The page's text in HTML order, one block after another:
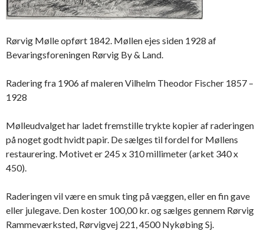
Rørvig Mølle opført 1842. Møllen ejes siden 1928 af
Bevaringsforeningen Rørvig By & Land.
Radering fra 1906 af maleren Vilhelm Theodor Fischer 1857 –
1928
Mølleudvalget har ladet fremstille trykte kopier af raderingen
på noget godt hvidt papir. De sælges til fordel for Møllens
restaurering. Motivet er 245 x 310 millimeter (arket 340 x
450).
Raderingen vil være en smuk ting på væggen, eller en fin gave
eller julegave. Den koster 100,00 kr. og sælges gennem Rørvig
Rammeværksted, Rørvigvej 221, 4500 Nykøbing Sj.